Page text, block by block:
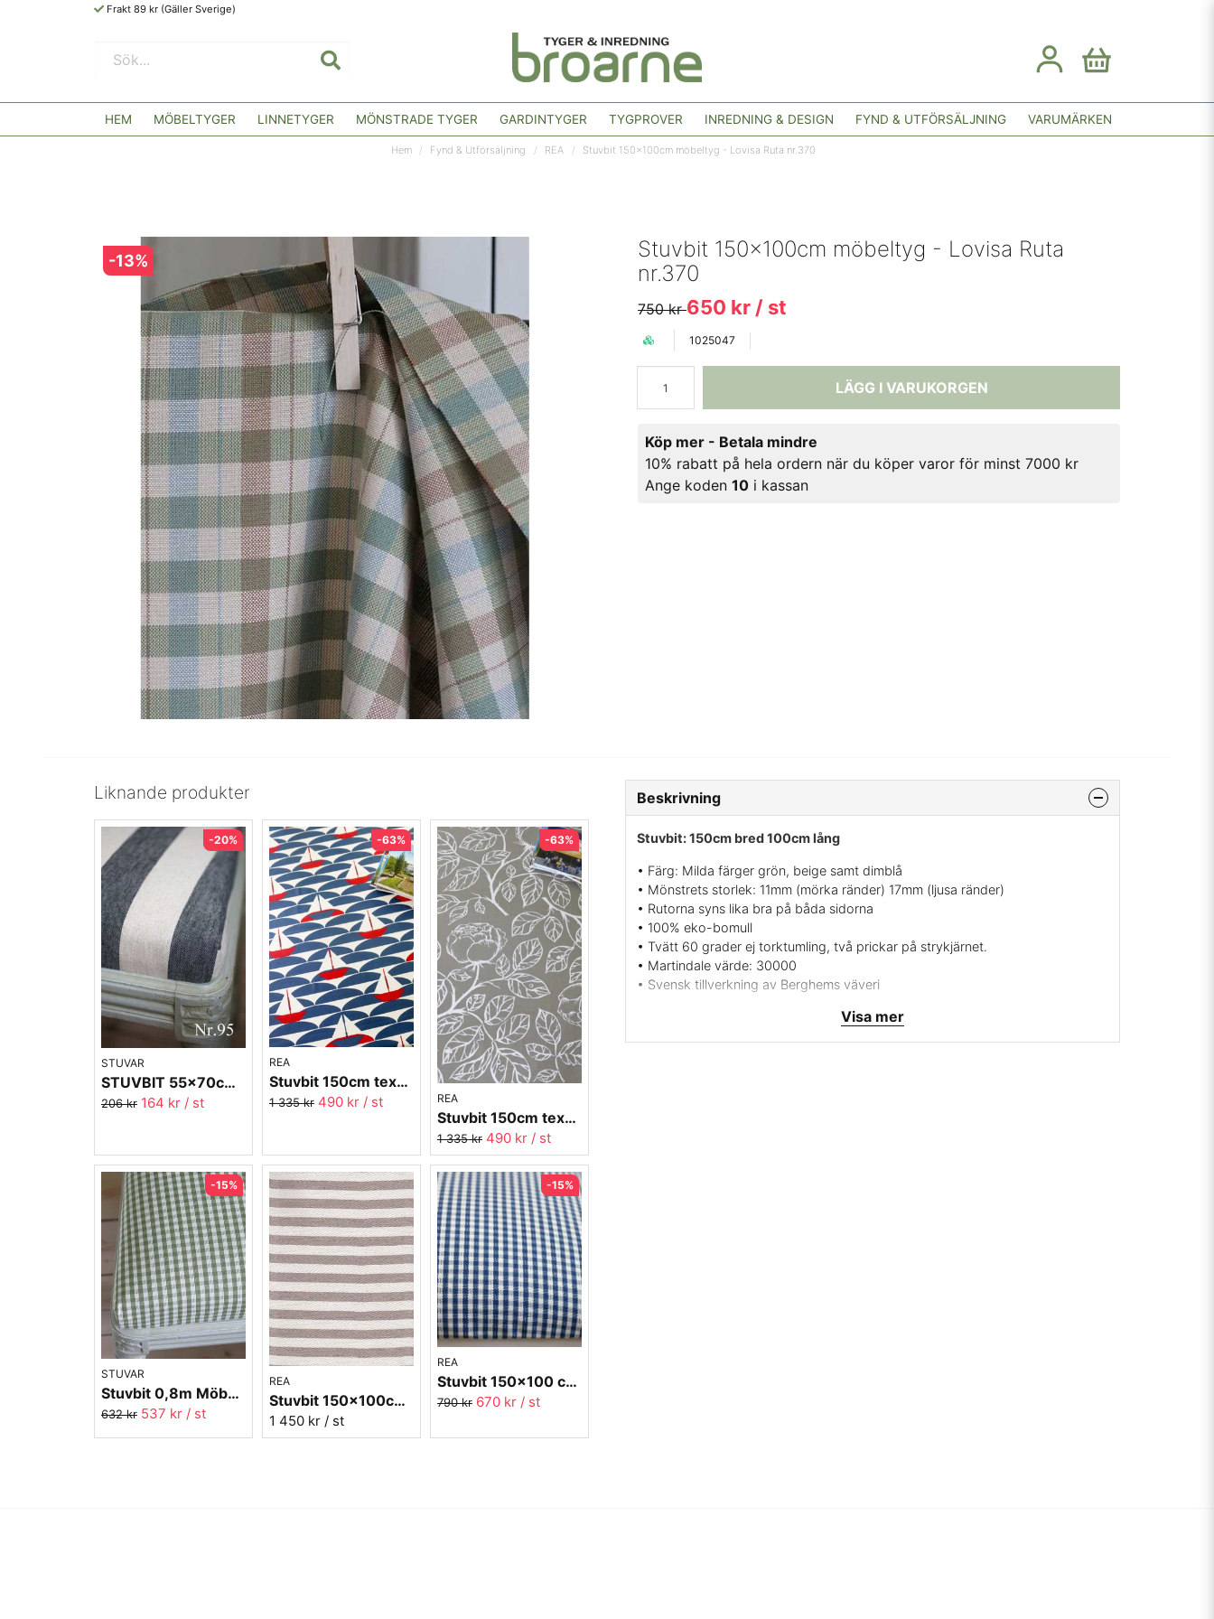
Frakt 89 kr (Gäller Sverige)
HEM MÖBELTYGER LINNETYGER MÖNSTRADE TYGER GARDINTYGER TYGPROVER INREDNING & DESIGN FYND & UTFÖRSÄLJNING VARUMÄRKEN
Hem Fynd & Utförsäljning REA Stuvbit 150x100cm möbeltyg - Lovisa Ruta nr.370
-13%
Stuvbit 150x100cm möbeltyg - Lovisa Ruta
nr.370
750 kr650 kr / st
1025047
LÄGG I VARUKORGEN
Köp mer - Betala mindre
10% rabatt på hela ordern när du köper varor för minst 7000 kr
Ange koden10 i kassan
Liknande produkter
STUVAR
STUVBIT 55x70cm Möbeltyg
206 kr 164 kr / st
-20%
REA
Stuvbit 150cm textilvaxduk - Sandhamn AK Ericsson
1 335 kr 490 kr / st
-63%
REA
Stuvbit 150cm textilvaxduk - Rosa Centifolia neg.beige
1 335 kr 490 kr / st
-63%
STUVAR
Stuvbit 0,8m Möbeltyg - Lill ruta nr.278
632 kr 537 kr / st
-15%
REA
Stuvbit 150x100cm möbeltyg - Hedvig nr.01
1 450 kr / st
REA
Stuvbit 150x100 cm möbeltyg - Mini Ruta nr.1050
790 kr 670 kr / st
-15%
Beskrivning
Stuvbit: 150cm bred 100cm lång
• Färg: Milda färger grön, beige samt dimblå
• Mönstrets storlek: 11mm (mörka ränder) 17mm (ljusa ränder)
• Rutorna syns lika bra på båda sidorna
• 100% eko-bomull
• Tvätt 60 grader ej torktumling, två prickar på strykjärnet.
• Martindale värde: 30000
• Svensk tillverkning av Berghems väveri
Visa mer